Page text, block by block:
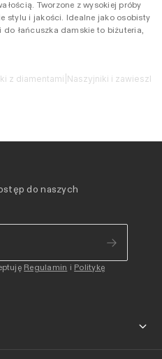
Tworzone z wysokiej próby
stylu i jakości. Idealne jako osobisty
do łańcuszka damskie to biżuteria,
z diamentami Naszyjniki i zawieszki
do naszych
Regulamin i Politykę